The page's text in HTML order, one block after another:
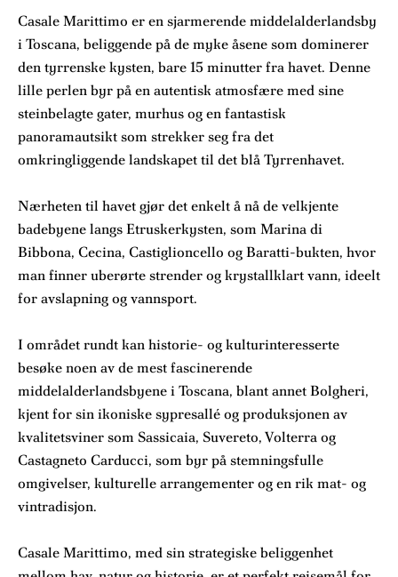
Casale Marittimo er en sjarmerende middelalderlandsby
i Toscana, beliggende på de myke åsene som dominerer
den tyrrenske kysten, bare 15 minutter fra havet. Denne
lille perlen byr på en autentisk atmosfære med sine
steinbelagte gater, murhus og en fantastisk
panoramautsikt som strekker seg fra det
omkringliggende landskapet til det blå Tyrrenhavet.
Nærheten til havet gjør det enkelt å nå de velkjente
badebyene langs Etruskerkysten, som Marina di
Bibbona, Cecina, Castiglioncello og Baratti-bukten, hvor
man finner uberørte strender og krystallklart vann, ideelt
for avslapning og vannsport.
I området rundt kan historie- og kulturinteresserte
besøke noen av de mest fascinerende
middelalderlandsbyene i Toscana, blant annet Bolgheri,
kjent for sin ikoniske sypresallé og produksjonen av
kvalitetsviner som Sassicaia, Suvereto, Volterra og
Castagneto Carducci, som byr på stemningsfulle
omgivelser, kulturelle arrangementer og en rik mat- og
vintradisjon.
Casale Marittimo, med sin strategiske beliggenhet